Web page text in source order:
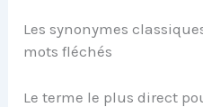
Les synonymes
mots fléchés
Le terme le plus direct